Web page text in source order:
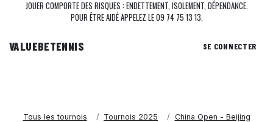
JOUER COMPORTE DES RISQUES : ENDETTEMENT, ISOLEMENT, DÉPENDANCE.
POUR ÊTRE AIDÉ APPELEZ LE 09 74 75 13 13.
VALUEBETENNIS SE CONNECTER
Tous les tournois Tournois 2025
China Open - Beijing